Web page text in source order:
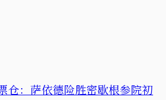
仓：萨依德险胜密歇根参院初